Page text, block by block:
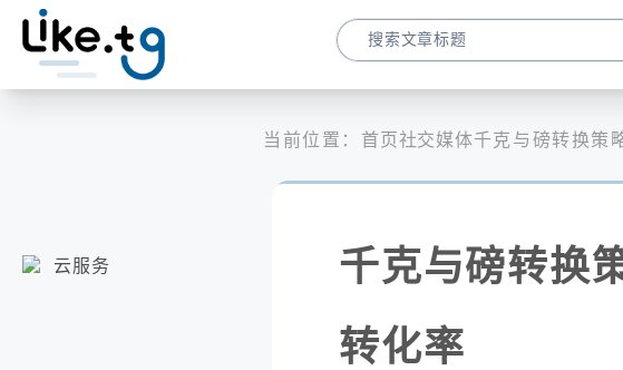
云服务
当前位置： 首页社交媒体千克与磅转换策
千克与磅转换
转化率